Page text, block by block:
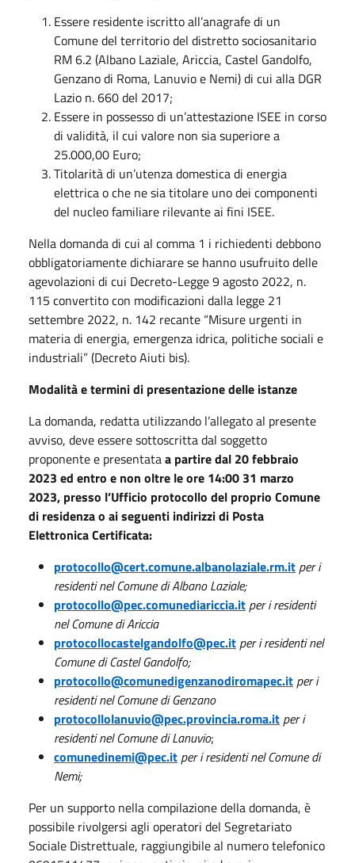
Essere residente iscritto all’anagrafe di un
Comune del territorio del distretto sociosanitario
RM 6.2 (Albano Laziale, Ariccia, Castel Gandolfo,
Genzano di Roma, Lanuvio e Nemi) di cui alla DGR
Lazio n. 660 del 2017;
Essere in possesso di un’attestazione ISEE in corso
di validità, il cui valore non sia superiore a
25.000,00 Euro;
Titolarità di un’utenza domestica di energia
elettrica o che ne sia titolare uno dei componenti
del nucleo familiare rilevante ai fini ISEE.
Nella domanda di cui al comma 1 i richiedenti debbono
obbligatoriamente dichiarare se hanno usufruito delle
agevolazioni di cui Decreto-Legge 9 agosto 2022, n.
115 convertito con modificazioni dalla legge 21
settembre 2022, n. 142 recante “Misure urgenti in
materia di energia, emergenza idrica, politiche sociali e
industriali” (Decreto Aiuti bis).
Modalità e termini di presentazione delle istanze
La domanda, redatta utilizzando l’allegato al presente
avviso, deve essere sottoscritta dal soggetto
proponente e presentataa partire dal 20 febbraio
2023 ed entro e non oltre le ore 14:00 31 marzo
2023, presso l’Ufficio protocollo del proprio Comune
di residenza o ai seguenti indirizzi di Posta
Elettronica Certificata:
protocollo@cert.comune.albanolaziale.rm.it per i
residenti nel Comune di Albano Laziale;
protocollo@pec.comunediariccia.it per i residenti
nel Comune di Ariccia
protocollocastelgandolfo@pec.it per i residenti nel
Comune di Castel Gandolfo;
protocollo@comunedigenzanodiromapec.it per i
residenti nel Comune di Genzano
protocollolanuvio@pec.provincia.roma.it per i
residenti nel Comune di Lanuvio;
comunedinemi@pec.it per i residenti nel Comune di
Nemi;
Per un supporto nella compilazione della domanda, è
possibile rivolgersi agli operatori del Segretariato
Sociale Distrettuale, raggiungibile al numero telefonico